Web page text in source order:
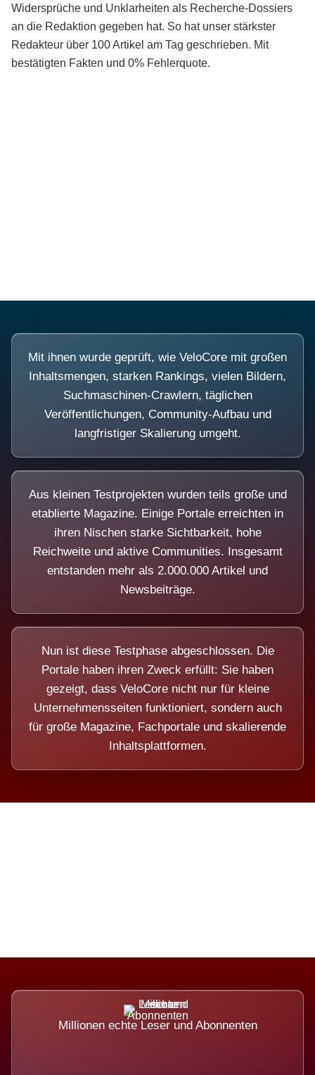
Widersprüche und Unklarheiten als Recherche-Dossiers
an die Redaktion gegeben hat. So hat unser stärkster
Redakteur über 100 Artikel am Tag geschrieben. Mit
bestätigten Fakten und 0% Fehlerquote.
Mit ihnen wurde geprüft, wie VeloCore mit großen
Inhaltsmengen, starken Rankings, vielen Bildern,
Suchmaschinen-Crawlern, täglichen
Veröffentlichungen, Community-Aufbau und
langfristiger Skalierung umgeht.
Aus kleinen Testprojekten wurden teils große und
etablierte Magazine. Einige Portale erreichten in
ihren Nischen starke Sichtbarkeit, hohe
Reichweite und aktive Communities. Insgesamt
entstanden mehr als 2.000.000 Artikel und
Newsbeiträge.
Nun ist diese Testphase abgeschlossen. Die
Portale haben ihren Zweck erfüllt: Sie haben
gezeigt, dass VeloCore nicht nur für kleine
Unternehmensseiten funktioniert, sondern auch
für große Magazine, Fachportale und skalierende
Inhaltsplattformen.
Millionen echte Leser und Abonnenten